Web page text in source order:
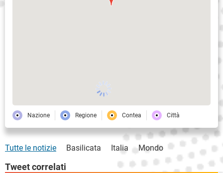
Nazione Regione Contea Città
Tutte le notizie Basilicata Italia Mondo
Tweet correlati